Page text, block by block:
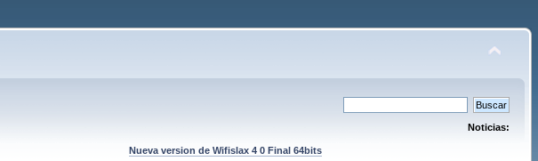
Noticias:
Nueva version de Wifislax 4 0 Final 64bits